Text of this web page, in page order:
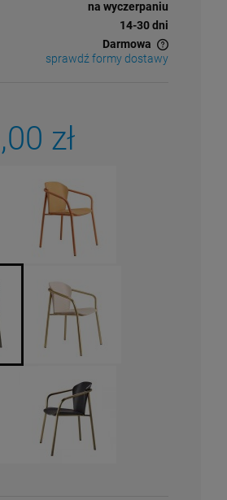
na wyczerpaniu
14-30 dni
Darmowa
kosztów płatności
sprawdź formy dostawy
zł